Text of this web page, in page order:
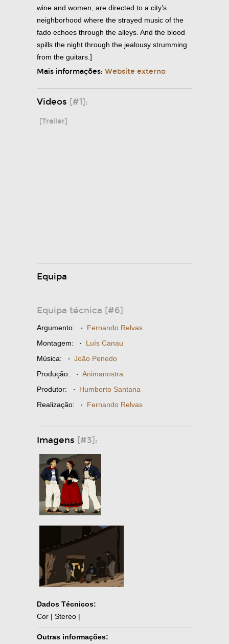
wine and women, are directed to a city’s
neighborhood where the strayed music of the
fado echoes through the alleys. And the blood
spills the night through the jealousy strumming
from the guitars.]
Mais informações: Website externo
Videos [#1]:
[Trailer]
Equipa
Equipa técnica [#6]
Argumento: · Fernando Relvas
Montagem: · Luís Canau
Música: · João Penedo
Produção: · Animanostra
Produtor: · Humberto Santana
Realização: · Fernando Relvas
Imagens [#3]:
Dados Técnicos:
Cor | Stereo |
Outras informações: